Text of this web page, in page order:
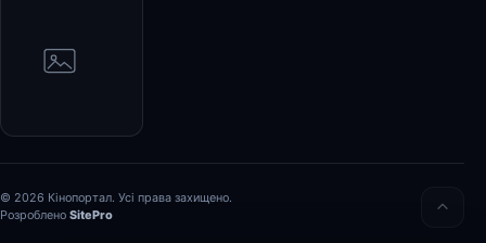
© 2026 Кінопортал. Усі права захищено.
Розроблено SitePro